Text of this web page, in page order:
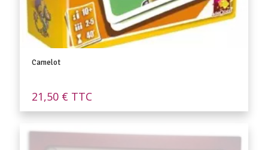
Camelot
21,50 € TTC